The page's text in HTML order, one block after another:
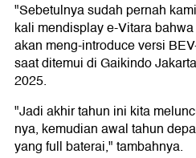
"Sebetulnya sudah pernah
kali mendisplay e-Vitara
akan meng-introduce versi
saat ditemui di Gaikindo
2025.
"Jadi akhir tahun ini kita
nya, kemudian awal tahun
yang full baterai," tambahnya.